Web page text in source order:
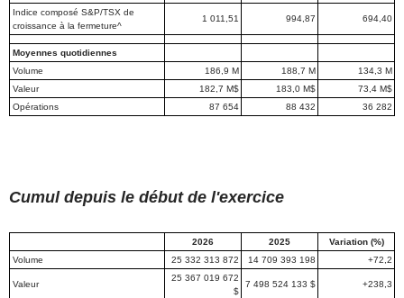
Indice composé S&P/TSX de
croissance à la fermeture^
1 011,51 994,87 694,40
Moyennes quotidiennes
Volume
186,9 M 188,7 M
134,3 M
Valeur
182,7 M$ 183,0 M$
73,4 M$
Opérations
87 654 88 432 36 282
Cumul depuis le début de l'exercice
2026 2025
Variation (%)
Volume
25 332 313 872 14 709 393 198 +72,2
Valeur
25 367 019 672
$
7 498 524 133 $ +238,3